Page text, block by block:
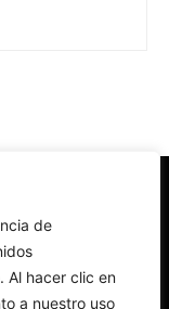
de
Al hacer clic en
a nuestro uso
sociedad